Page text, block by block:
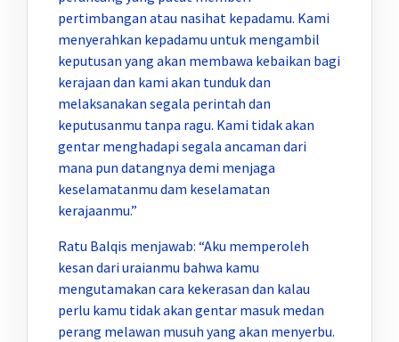
pertimbangan atau nasihat kepadamu. Kami
menyerahkan kepadamu untuk mengambil
keputusan yang akan membawa kebaikan bagi
kerajaan dan kami akan tunduk dan
melaksanakan segala perintah dan
keputusanmu tanpa ragu. Kami tidak akan
gentar menghadapi segala ancaman dari
mana pun datangnya demi menjaga
keselamatanmu dam keselamatan
kerajaanmu.”
Ratu Balqis menjawab: “Aku memperoleh
kesan dari uraianmu bahwa kamu
mengutamakan cara kekerasan dan kalau
perlu kamu tidak akan gentar masuk medan
perang melawan musuh yang akan menyerbu.